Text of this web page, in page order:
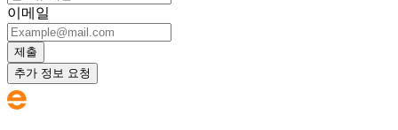
이메일
제출
추가 정보 요청